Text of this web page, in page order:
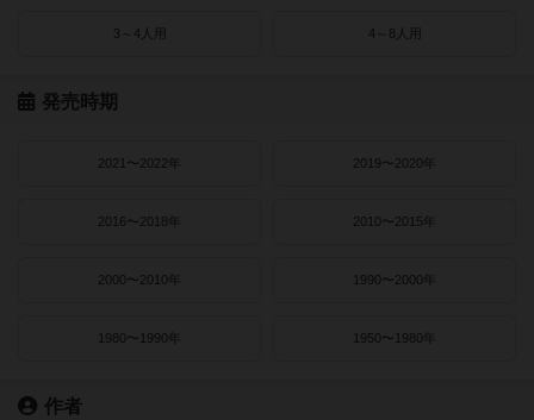
3～4人用 4～8人用
発売時期
2021〜2022年 2019〜2020年
2016〜2018年 2010〜2015年
2000〜2010年 1990〜2000年
1980〜1990年 1950〜1980年
作者